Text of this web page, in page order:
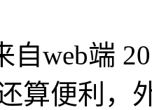
自web端
算便利，